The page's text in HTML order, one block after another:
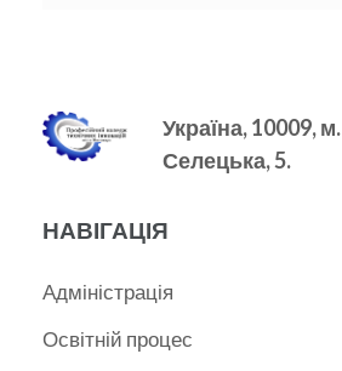
Україна, 10009, м.
Селецька, 5.
НАВІГАЦІЯ
Адміністрація
Освітній процес